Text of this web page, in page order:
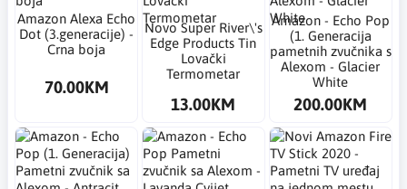
Amazon Alexa Echo
Dot (3.generacije) -
Crna boja
70.00KM
Novo Super River\'s
Edge Products Tin
Lovački
Termometar
13.00KM
Amazon - Echo Pop
(1. Generacija
pametnih zvučnika s
Alexom - Glacier
White
200.00KM